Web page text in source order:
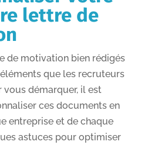
lettre de
de motivation bien rédigés
que les recruteurs
vous démarquer, il est
ces documents en
entreprise et de chaque
astuces pour optimiser